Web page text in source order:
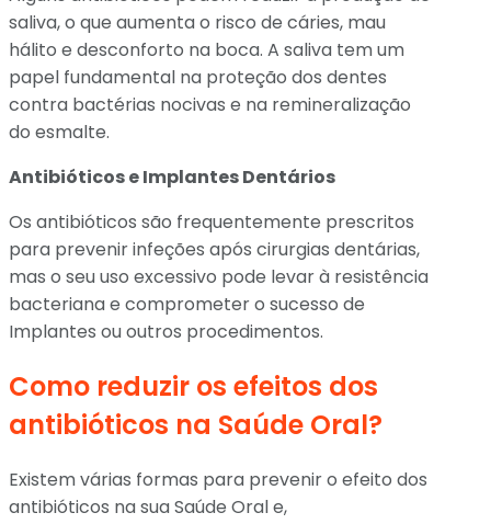
saliva, o que aumenta o risco de cáries, mau
hálito e desconforto na boca. A saliva tem um
papel fundamental na proteção dos dentes
contra bactérias nocivas e na remineralização
do esmalte.
Antibióticos e Implantes Dentários
Os antibióticos são frequentemente prescritos
para prevenir infeções após cirurgias dentárias,
mas o seu uso excessivo pode levar à resistência
bacteriana e comprometer o sucesso de
Implantes ou outros procedimentos.
Como reduzir os efeitos dos
antibióticos na Saúde Oral?
Existem várias formas para prevenir o efeito dos
antibióticos na sua Saúde Oral e,